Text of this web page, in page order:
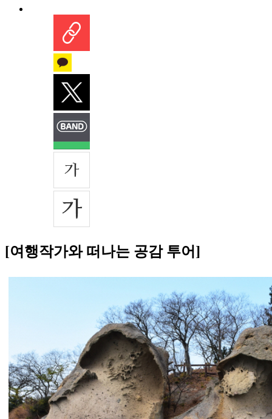
[여행작가와 떠나는 공감 투어]